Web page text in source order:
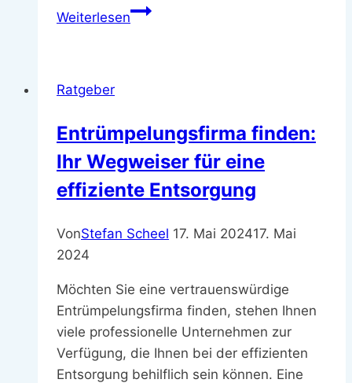
WeiterlesenEntdecken
für
Ihren
Traumurlaub
in
Ratgeber
Entrümpelungsfirma finden:
Ihr Wegweiser für eine
effiziente Entsorgung
VonStefan Scheel 17. Mai 202417. Mai
2024
Möchten Sie eine vertrauenswürdige
Entrümpelungsfirma finden, stehen Ihnen
viele professionelle Unternehmen zur
Verfügung, die Ihnen bei der effizienten
Entsorgung behilflich sein können. Eine